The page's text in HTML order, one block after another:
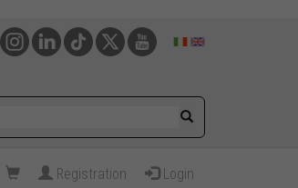
Registration Login